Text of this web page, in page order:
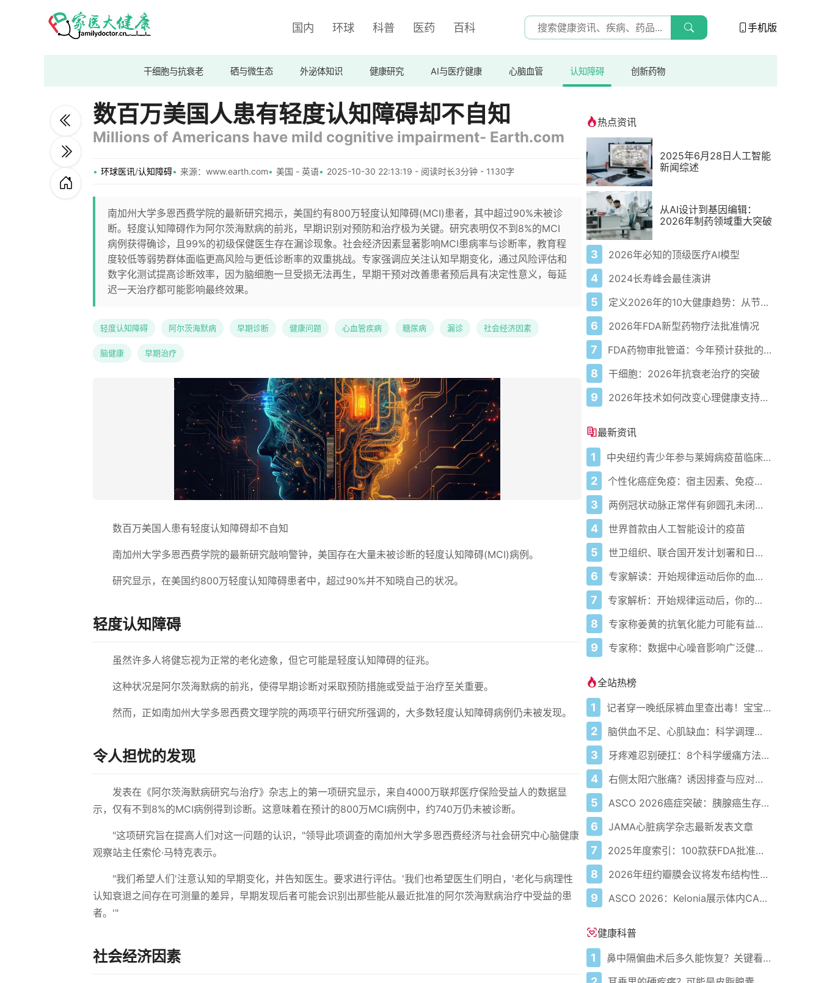
国内 环球 科普 医药 百科 手机版
干细胞与抗衰老 硒与微生态 外泌体知识 健康研究 AI与医疗健康 心脑血管 认知障碍 创新药物
数百万美国人患有轻度认知障碍却不自知
Millions of Americans have mild cognitive impairment- Earth.com
环球医讯/认知障碍 来源：www.earth.com 美国 - 英语 2025-10-30 22:13:19 - 阅读时长3分钟 - 1130字
南加州大学多恩西费学院的最新研究揭示，美国约有800万轻度认知障碍(MCI)患者，其中超过90%未被诊
断。轻度认知障碍作为阿尔茨海默病的前兆，早期识别对预防和治疗极为关键。研究表明仅不到8%的MCI
病例获得确诊，且99%的初级保健医生存在漏诊现象。社会经济因素显著影响MCI患病率与诊断率，教育程
度较低等弱势群体面临更高风险与更低诊断率的双重挑战。专家强调应关注认知早期变化，通过风险评估和
数字化测试提高诊断效率，因为脑细胞一旦受损无法再生，早期干预对改善患者预后具有决定性意义，每延
迟一天治疗都可能影响最终效果。
轻度认知障碍 阿尔茨海默病 早期诊断 健康问题 心血管疾病 糖尿病 漏诊 社会经济因素
脑健康 早期治疗
数百万美国人患有轻度认知障碍却不自知
南加州大学多恩西费学院的最新研究敲响警钟，美国存在大量未被诊断的轻度认知障碍(MCI)病例。
研究显示，在美国约800万轻度认知障碍患者中，超过90%并不知晓自己的状况。
轻度认知障碍
虽然许多人将健忘视为正常的老化迹象，但它可能是轻度认知障碍的征兆。
这种状况是阿尔茨海默病的前兆，使得早期诊断对采取预防措施或受益于治疗至关重要。
然而，正如南加州大学多恩西费文理学院的两项平行研究所强调的，大多数轻度认知障碍病例仍未被发现。
令人担忧的发现
发表在《阿尔茨海默病研究与治疗》杂志上的第一项研究显示，来自4000万联邦医疗保险受益人的数据显
示，仅有不到8%的MCI病例得到诊断。这意味着在预计的800万MCI病例中，约740万仍未被诊断。
"这项研究旨在提高人们对这一问题的认识，"领导此项调查的南加州大学多恩西费经济与社会研究中心脑健康
观察站主任索伦·马特克表示。
"我们希望人们'注意认知的早期变化，并告知医生。要求进行评估。'我们也希望医生们明白，'老化与病理性
认知衰退之间存在可测量的差异，早期发现后者可能会识别出那些能从最近批准的阿尔茨海默病治疗中受益的患
者。'"
社会经济因素
热点资讯
2025年6月28日人工智能
新闻综述
从AI设计到基因编辑：
2026年制药领域重大突破
3 2026年必知的顶级医疗AI模型
4 2024长寿峰会最佳演讲
5 定义2026年的10大健康趋势：从节律健康到冷热交替疗法
6 2026年FDA新型药物疗法批准情况
7 FDA药物审批管道：今年预计获批的关键新疗法
8 干细胞：2026年抗衰老治疗的突破
9 2026年技术如何改变心理健康支持的获取方式
最新资讯
1 中央纽约青少年参与莱姆病疫苗临床试验
2 个性化癌症免疫：宿主因素、免疫营养与人工智能
3 两例冠状动脉正常伴有卵圆孔未闭患者的心肌梗死
4 世界首款由人工智能设计的疫苗
5 世卫组织、联合国开发计划署和日本在加纳启动人工智能健康计划 应对气候敏感性疾病并加强医疗服务
6 专家解读：开始规律运动后你的血压会发生什么变化
7 专家解析：开始规律运动后，你的血压会发生什么变化
8 专家称姜黄的抗氧化能力可能有益心脏健康
9 专家称：数据中心噪音影响广泛健康问题
全站热榜
1 记者穿一晚纸尿裤血里查出毒！宝宝血液浓度竟是成人的5倍？
2 脑供血不足、心肌缺血：科学调理全攻略
3 牙疼难忍别硬扛：8个科学缓痛方法收好
4 右侧太阳穴胀痛？诱因排查与应对指南
5 ASCO 2026癌症突破：胰腺癌生存率翻倍，乳腺癌避免化疗
6 JAMA心脏病学杂志最新发表文章
7 2025年度索引：100款获FDA批准的AI驱动医疗设备
8 2026年纽约瓣膜会议将发布结构性心脏病最新研究成果
9 ASCO 2026：Kelonia展示体内CAR-T疗法在多发性骨髓瘤中的积极数据
健康科普
1 鼻中隔偏曲术后多久能恢复？关键看这几点